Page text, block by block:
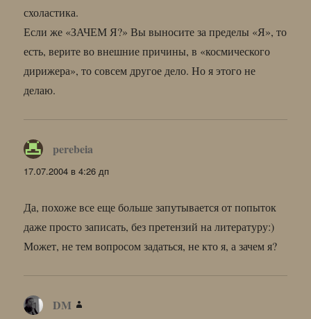
схоластика.
Если же «ЗАЧЕМ Я?» Вы выносите за пределы «Я», то
есть, верите во внешние причины, в «космического
дирижера», то совсем другое дело. Но я этого не
делаю.
perebeia
17.07.2004 в 4:26 дп
Да, похоже все еще больше запутывается от попыток
даже просто записать, без претензий на литературу:)
Может, не тем вопросом задаться, не кто я, а зачем я?
DM